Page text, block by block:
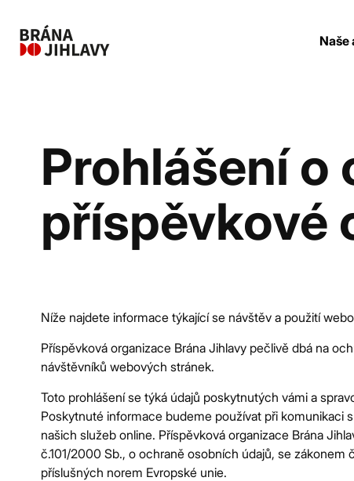
Naše
Prohlášení o
příspěvkové
Níže najdete informace týkající se návštěv a použití
Příspěvková organizace Brána Jihlavy pečlivě dbá na
návštěvníků webových stránek.
Toto prohlášení se týká údajů poskytnutých vámi a
Poskytnuté informace budeme používat při komunikaci
našich služeb online. Příspěvková organizace Brána
č.101/2000 Sb., o ochraně osobních údajů, se
příslušných norem Evropské unie.